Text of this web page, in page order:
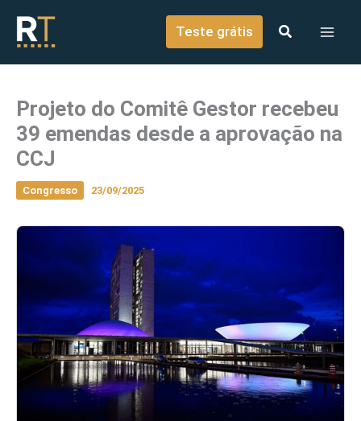
conteúdo
Teste grátis
Projeto do Comitê Gestor recebeu
39 emendas desde a aprovação na
CCJ
Congresso 23/09/2025